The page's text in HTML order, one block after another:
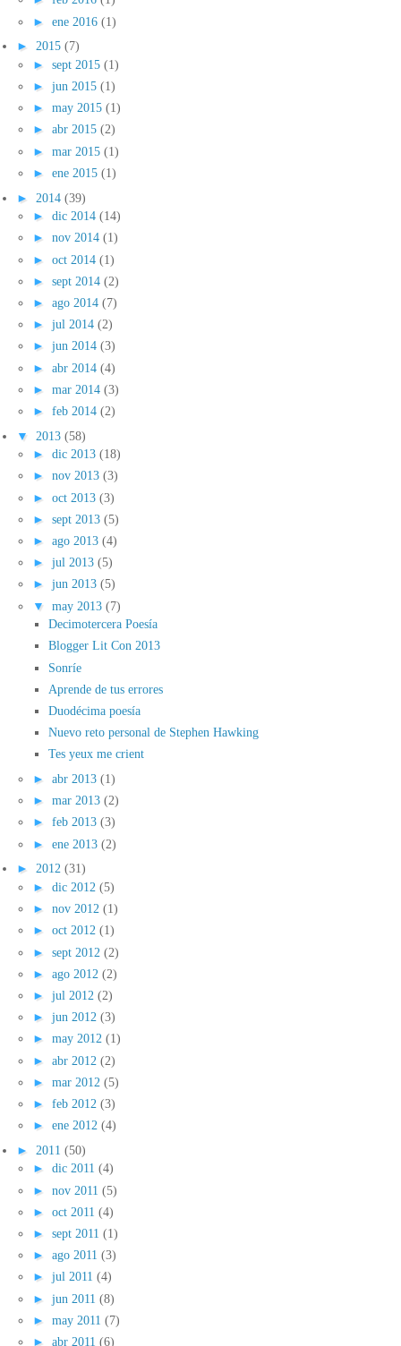
► ene 2016 (1)
► 2015 (7)
► sept 2015 (1)
► jun 2015 (1)
► may 2015 (1)
► abr 2015 (2)
► mar 2015 (1)
► ene 2015 (1)
► 2014 (39)
► dic 2014 (14)
► nov 2014 (1)
► oct 2014 (1)
► sept 2014 (2)
► ago 2014 (7)
► jul 2014 (2)
► jun 2014 (3)
► abr 2014 (4)
► mar 2014 (3)
► feb 2014 (2)
▼ 2013 (58)
► dic 2013 (18)
► nov 2013 (3)
► oct 2013 (3)
► sept 2013 (5)
► ago 2013 (4)
► jul 2013 (5)
► jun 2013 (5)
▼ may 2013 (7)
Decimotercera Poesía
Blogger Lit Con 2013
Sonríe
Aprende de tus errores
Duodécima poesía
Nuevo reto personal de Stephen Hawking
Tes yeux me crient
► abr 2013 (1)
► mar 2013 (2)
► feb 2013 (3)
► ene 2013 (2)
► 2012 (31)
► dic 2012 (5)
► nov 2012 (1)
► oct 2012 (1)
► sept 2012 (2)
► ago 2012 (2)
► jul 2012 (2)
► jun 2012 (3)
► may 2012 (1)
► abr 2012 (2)
► mar 2012 (5)
► feb 2012 (3)
► ene 2012 (4)
► 2011 (50)
► dic 2011 (4)
► nov 2011 (5)
► oct 2011 (4)
► sept 2011 (1)
► ago 2011 (3)
► jul 2011 (4)
► jun 2011 (8)
► may 2011 (7)
► abr 2011 (6)